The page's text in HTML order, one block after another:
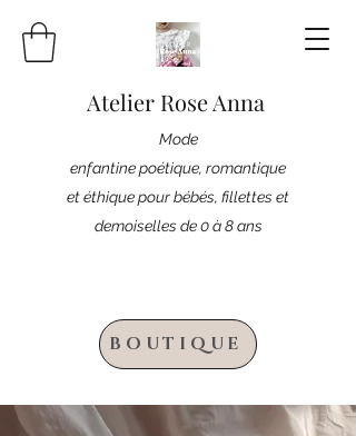
Atelier Rose Anna
Mode
enfantine poétique, romantique
et éthique pour bébés, fillettes et
demoiselles de 0 à 8 ans
BOUTIQUE